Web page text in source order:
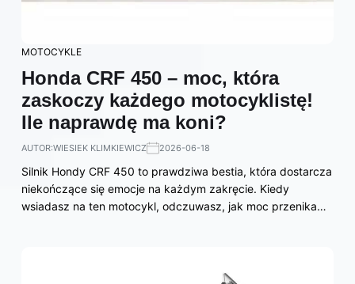
MOTOCYKLE
Honda CRF 450 – moc, która
zaskoczy każdego motocyklistę!
Ile naprawdę ma koni?
AUTOR:WIESIEK KLIMKIEWICZ 2026-06-18
Silnik Hondy CRF 450 to prawdziwa bestia, która dostarcza
niekończące się emocje na każdym zakręcie. Kiedy
wsiadasz na ten motocykl, odczuwasz, jak moc przenika…